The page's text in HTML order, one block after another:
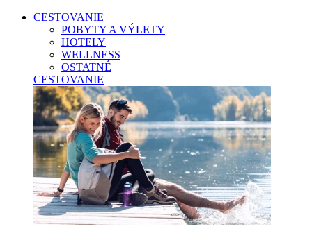
CESTOVANIE
POBYTY A VÝLETY
HOTELY
WELLNESS
OSTATNÉ
CESTOVANIE